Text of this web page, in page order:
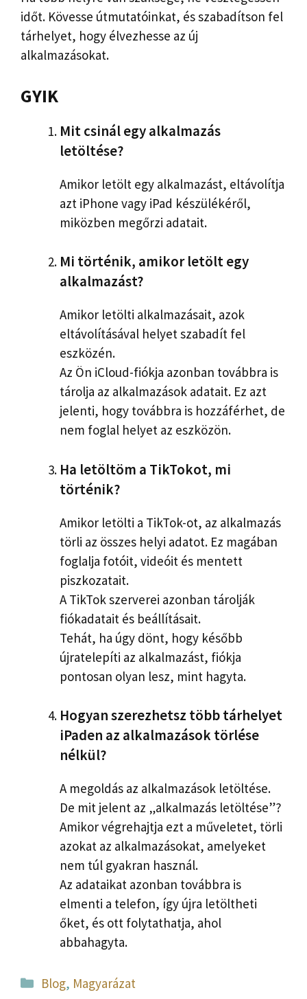
időt. Kövesse útmutatóinkat, és szabadítson fel
tárhelyet, hogy élvezhesse az új
alkalmazásokat.
GYIK
Mit csinál egy alkalmazás
letöltése?
Amikor letölt egy alkalmazást, eltávolítja
azt iPhone vagy iPad készülékéről,
miközben megőrzi adatait.
Mi történik, amikor letölt egy
alkalmazást?
Amikor letölti alkalmazásait, azok
eltávolításával helyet szabadít fel
eszközén.
Az Ön iCloud-fiókja azonban továbbra is
tárolja az alkalmazások adatait. Ez azt
jelenti, hogy továbbra is hozzáférhet, de
nem foglal helyet az eszközön.
Ha letöltöm a TikTokot, mi
történik?
Amikor letölti a TikTok-ot, az alkalmazás
törli az összes helyi adatot. Ez magában
foglalja fotóit, videóit és mentett
piszkozatait.
A TikTok szerverei azonban tárolják
fiókadatait és beállításait.
Tehát, ha úgy dönt, hogy később
újratelepíti az alkalmazást, fiókja
pontosan olyan lesz, mint hagyta.
Hogyan szerezhetsz több tárhelyet
iPaden az alkalmazások törlése
nélkül?
A megoldás az alkalmazások letöltése.
De mit jelent az „alkalmazás letöltése”?
Amikor végrehajtja ezt a műveletet, törli
azokat az alkalmazásokat, amelyeket
nem túl gyakran használ.
Az adataikat azonban továbbra is
elmenti a telefon, így újra letöltheti
őket, és ott folytathatja, ahol
abbahagyta.
Kategória
Blog, Magyarázat